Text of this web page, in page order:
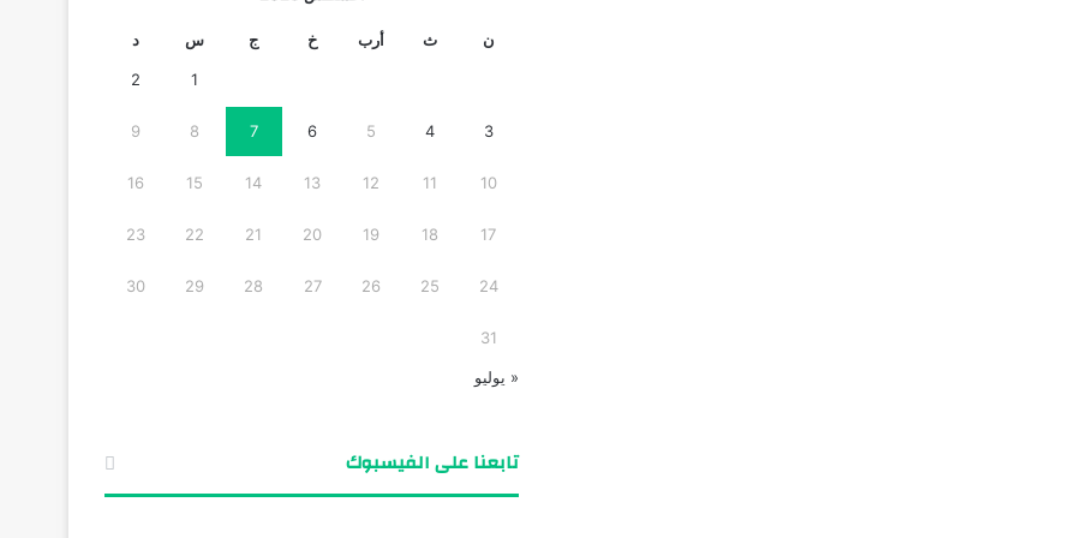
ن ث أرب خ ج س د
1
2
3
4
5
6
7
8
9
10
11
12
13
14
15
16
17
18
19
20
21
22
23
24
25
26
27
28
29
30
31
« يوليو
تابعنا على الفيسبوك